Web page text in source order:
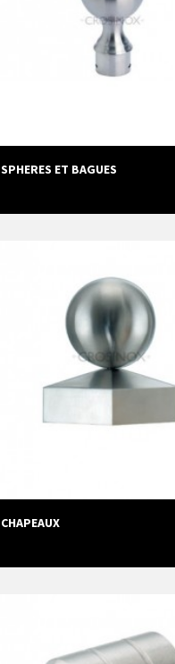
SPHERES ET BAGUES
CHAPEAUX